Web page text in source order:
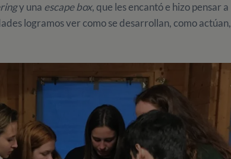
y una escape box, que les encantó e hizo pensar a
logramos ver como se desarrollan, como actúan,